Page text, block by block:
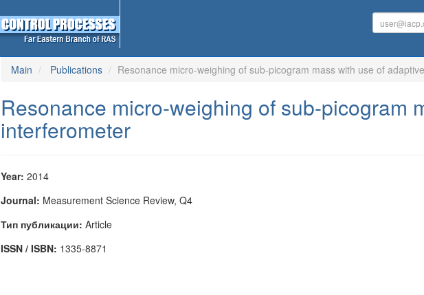
Main Publications Resonance micro-weighing of sub-picogram mass with use of
Resonance micro-weighing of sub-picogram
interferometer
Year: 2014
Journal: Measurement Science Review, Q4
Тип публикации: Article
ISSN / ISBN: 1335-8871